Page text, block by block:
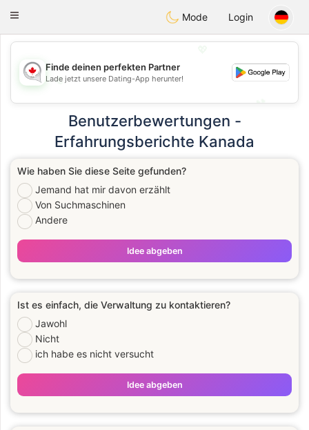
CANADIANchat
Toggle
Mode Login
💖
💕
💕
Finde deinen perfekten Partner
Lade jetzt unsere Dating-App herunter!
Benutzerbewertungen -
Erfahrungsberichte Kanada
Wie haben Sie diese Seite gefunden?
Jemand hat mir davon erzählt
Von Suchmaschinen
Andere
Idee abgeben
Ist es einfach, die Verwaltung zu kontaktieren?
Jawohl
Nicht
ich habe es nicht versucht
Idee abgeben